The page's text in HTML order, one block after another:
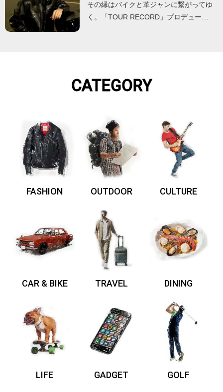
その縁はバイクと革ジャンに繋がってゆ
く。「TOUR RECORD」プロデュー…
CATEGORY
FASHION OUTDOOR CULTURE
CAR & BIKE TRAVEL DINING
LIFE GADGET GOLF